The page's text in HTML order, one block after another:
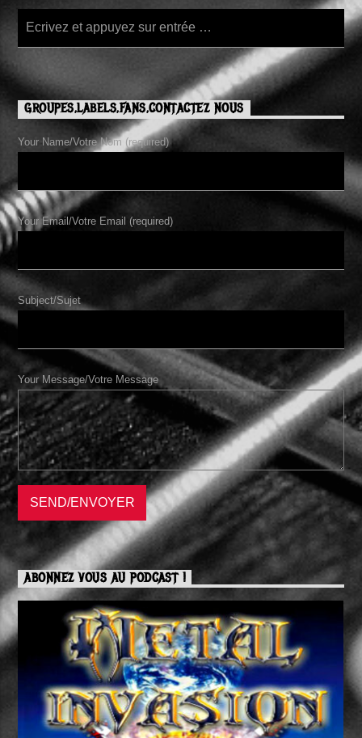
GROUPES,LABELS,FANS,CONTACTEZ NOUS
Your Name/Votre Nom (required)
Your Email/Votre Email (required)
Subject/Sujet
Your Message/Votre Message
ABONNEZ VOUS AU PODCAST !